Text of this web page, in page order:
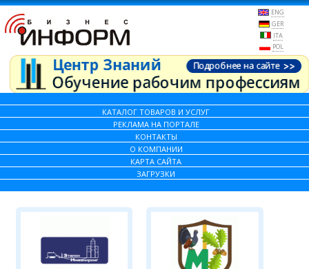
ENG
GER
ITA
POL
КАТАЛОГ ТОВАРОВ И УСЛУГ
РЕКЛАМА НА ПОРТАЛЕ
КОНТАКТЫ
О КОМПАНИИ
КАРТА САЙТА
ЗАГРУЗКИ